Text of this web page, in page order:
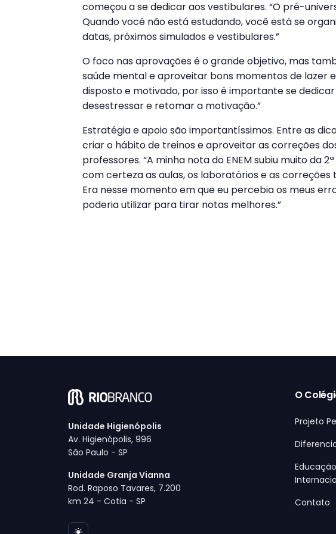
começou a se dedicar aos vestibulares. “O pré-
Quando você não está estudando, você está se
datas, próximos simulados e vestibulares.”
O foco nas aprovações é o grande objetivo, mas
saúde mental e aproveitar bons momentos de lazer
disposto e motivado, por isso é importante se
desestressar e retomar a motivação.”
Estratégia e apoio são importantíssimos. Entre as
criar o hábito de treinos e aproveitar as correções
professores. “A minha nota do ENEM subiu muito da
com certeza as aulas, os laboratórios e as
Era nesse momento em que eu percebia os meus
poderia utilizar para tirar notas melhores.”
Unidade Higienópolis
Av. Higienópolis, 996
São Paulo - SP
Unidade Granja Vianna
Rod. Raposo Tavares, 7.200
km 24 - Cotia - SP
O
Projeto
Educação
Contato